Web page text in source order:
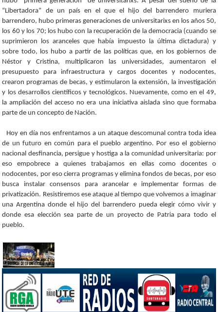
“Libertadora” de un país en el que el hijo del barrendero muriera
barrendero, hubo primeras generaciones de universitarixs en los años 50,
los 60 y los 70; los hubo con la recuperación de la democracia (cuando se
suprimieron los aranceles que había impuesto la última dictadura) y
sobre todo, los hubo a partir de las políticas que, en los gobiernos de
Néstor y Cristina, multiplicaron las universidades, aumentaron el
presupuesto para infraestructura y cargos docentes y nodocentes,
crearon programas de becas, y estimularon la extensión, la investigación
y los desarrollos científicos y tecnológicos. Nuevamente, como en el 49,
la ampliación del acceso no era una iniciativa aislada sino que formaba
parte de un concepto de Nación.
Hoy en día nos enfrentamos a un ataque descomunal contra toda idea
de un futuro en común para el pueblo argentino. Por eso el gobierno
nacional desfinancia, persigue y hostiga a la comunidad universitaria: por
eso empobrece a quienes trabajamos en ellas como docentes o
nodocentes, por eso cierra programas y elimina fondos de becas, por eso
busca instalar consensos para arancelar e implementar formas de
privatización. Resistiremos ese ataque al tiempo que volvemos a imaginar
una Argentina donde el hijo del barrendero pueda elegir cómo vivir y
donde esa elección sea parte de un proyecto de Patria para todo el
pueblo.